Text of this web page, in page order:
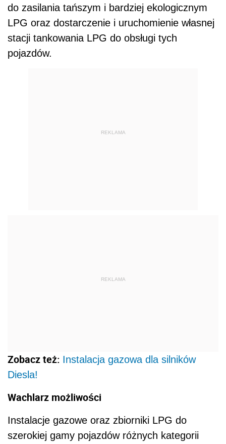
do zasilania tańszym i bardziej ekologicznym
LPG oraz dostarczenie i uruchomienie własnej
stacji tankowania LPG do obsługi tych
pojazdów.
REKLAMA
REKLAMA
Zobacz też: Instalacja gazowa dla silników
Diesla!
Wachlarz możliwości
Instalacje gazowe oraz zbiorniki LPG do
szerokiej gamy pojazdów różnych kategorii